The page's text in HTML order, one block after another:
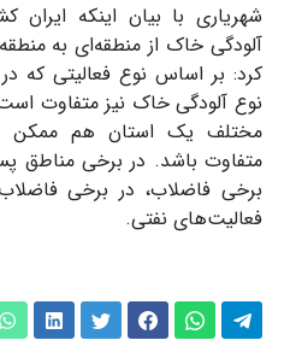
شهریاری با بیان اینکه
آلودگی خاک از منطقه‌ای به
کرد: بر اساس نوع فعالیتی که
نوع آلودگی خاک نیز متفاوت
مختلف یک استان هم ممکن
متفاوت باشد. در برخی مناطق
برخی فاضلاب، در برخی
فعالیت‌های نفتی.